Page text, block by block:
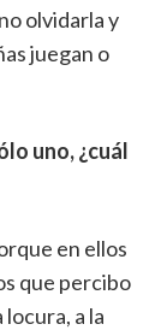
olvidarla y
juegan o
uno, ¿cuál
en ellos
que percibo
a la